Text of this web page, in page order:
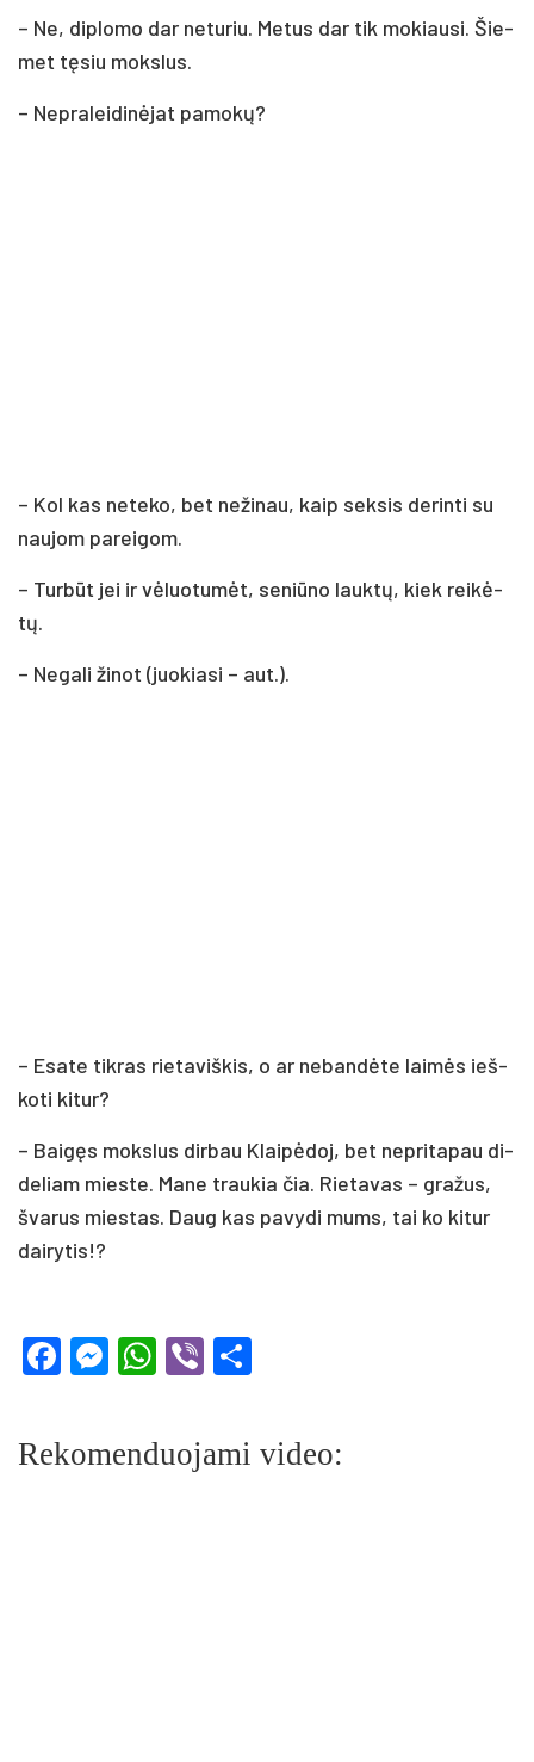
– Ne, dip­lo­mo dar ne­tu­riu. Me­tus dar tik mo­kiau­si. Šie­
met tę­siu moks­lus.
– Nep­ra­lei­di­nė­jat pa­mo­kų?
– Kol kas ne­te­ko, bet ne­ži­nau, kaip sek­sis de­rin­ti su
nau­jom pa­rei­gom.
– Tur­būt jei ir vė­luo­tu­mėt, se­niū­no lauk­tų, kiek rei­kė­
tų.
– Ne­ga­li ži­not (juo­kia­si – aut.).
– Esa­te tik­ras rie­ta­viš­kis, o ar ne­ban­dė­te lai­mės ieš­
ko­ti ki­tur?
– Bai­gęs moks­lus dir­bau Klai­pė­doj, bet ne­pri­ta­pau di­
de­liam mies­te. Ma­ne trau­kia čia. Rie­ta­vas – gra­žus,
šva­rus mies­tas. Daug kas pa­vy­di mums, tai ko ki­tur
dai­ry­tis!?
Facebook
Messenger
WhatsApp
Viber
Rekomenduojami video: